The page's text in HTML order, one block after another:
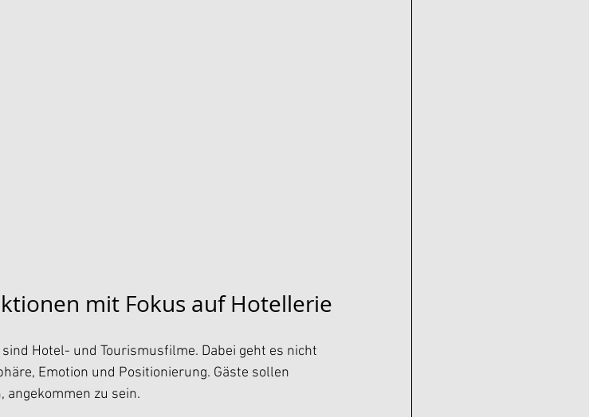
mit Fokus auf Hotellerie
sind Hotel- und Tourismusfilme. Dabei geht es nicht
Emotion und Positionierung. Gäste sollen
angekommen zu sein.